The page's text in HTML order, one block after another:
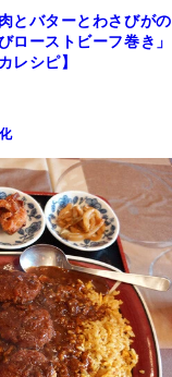
とバターとわさびがの
ローストビーフ巻き」
レシピ】